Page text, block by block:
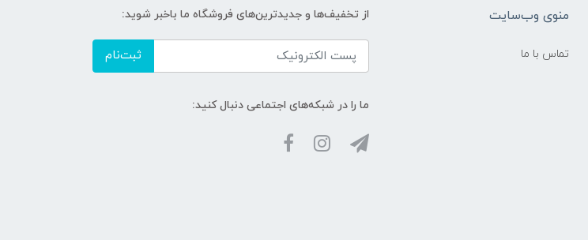
منوی وب‌سایت
تماس با ما
از تخفیف‌ها و جدیدترین‌های فروشگاه ما باخبر شوید:
ثبت‌نام
ما را در شبکه‌های اجتماعی دنبال کنید: